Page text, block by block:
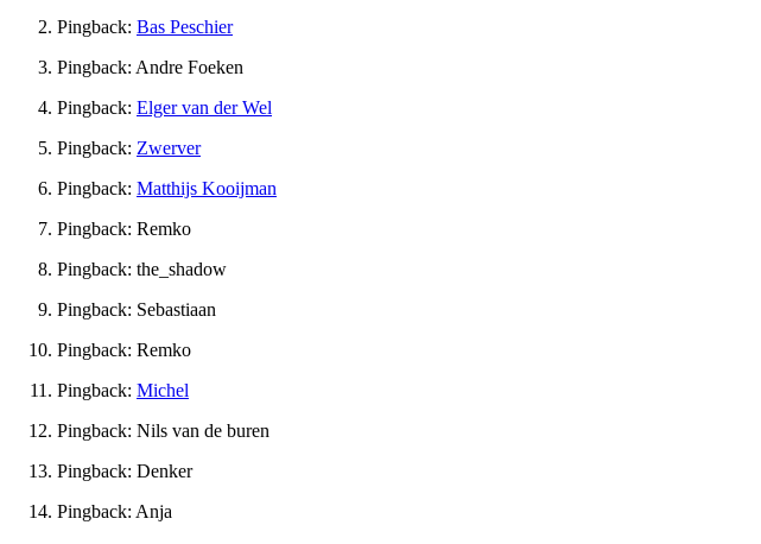
Pingback: Bas Peschier
Pingback: Andre Foeken
Pingback: Elger van der Wel
Pingback: Zwerver
Pingback: Matthijs Kooijman
Pingback: Remko
Pingback: the_shadow
Pingback: Sebastiaan
Pingback: Remko
Pingback: Michel
Pingback: Nils van de buren
Pingback: Denker
Pingback: Anja